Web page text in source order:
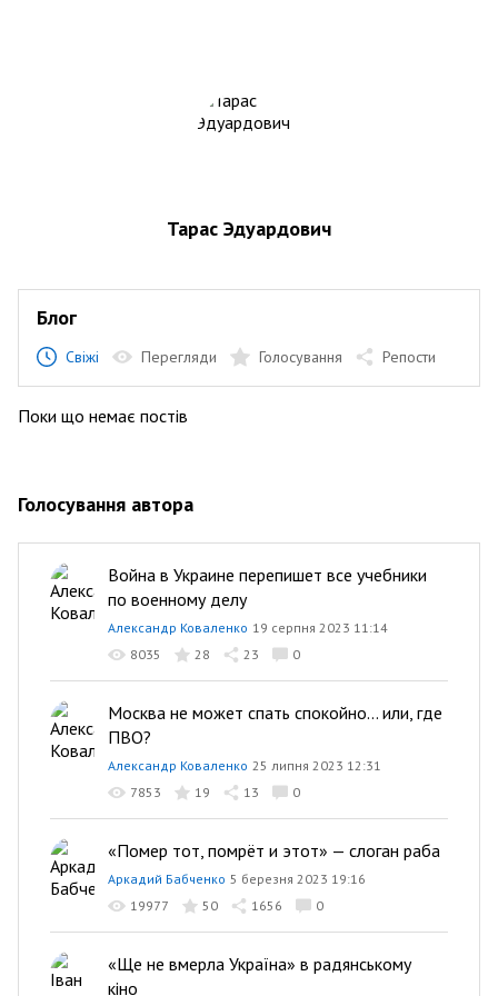
Тарас Эдуардович
Блог
Свіжі Перегляди Голосування Репости
Поки що немає постів
Голосування автора
Война в Украине перепишет все учебники
по военному делу
Александр Коваленко 19 серпня 2023 11:14
8035
28 23 0
Москва не может спать спокойно... или, где
ПВО?
Александр Коваленко 25 липня 2023 12:31
7853
19 13 0
«Помер тот, помрёт и этот» — слоган раба
Аркадий Бабченко 5 березня 2023 19:16
19977
50 1656 0
«Ще не вмерла Україна» в радянському
кіно